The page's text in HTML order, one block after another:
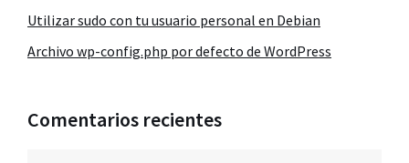
Utilizar sudo con tu usuario personal en Debian
Archivo wp-config.php por defecto de WordPress
Comentarios recientes